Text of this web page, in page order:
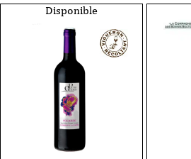
Pietri
Geraud
-
Collioure
-
L'écume
2024
75
cl
Disponible